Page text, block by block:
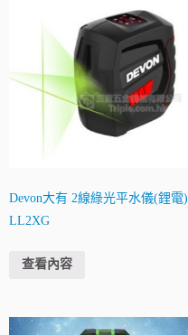
Devon大有 2線綠光平水儀(鋰電)
LL2XG
查看內容